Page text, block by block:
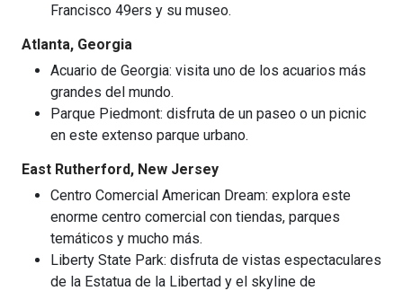
Francisco 49ers y su museo.
Atlanta, Georgia
Acuario de Georgia: visita uno de los acuarios más
grandes del mundo.
Parque Piedmont: disfruta de un paseo o un picnic
en este extenso parque urbano.
East Rutherford, New Jersey
Centro Comercial American Dream: explora este
enorme centro comercial con tiendas, parques
temáticos y mucho más.
Liberty State Park: disfruta de vistas espectaculares
de la Estatua de la Libertad y el skyline de